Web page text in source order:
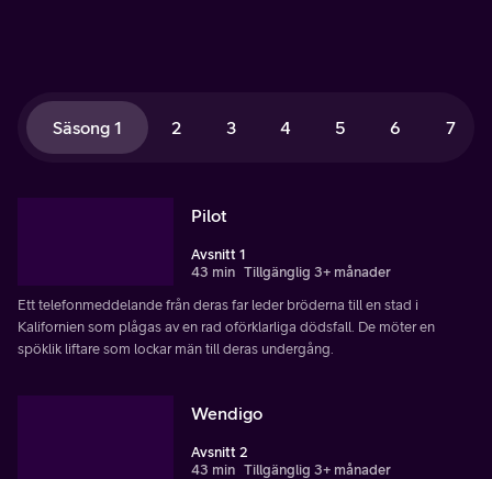
Säsong 1 2 3 4 5 6 7
Pilot
Avsnitt 1
43 min Tillgänglig 3+ månader
Ett telefonmeddelande från deras far leder bröderna till en stad i
Kalifornien som plågas av en rad oförklarliga dödsfall. De möter en
spöklik liftare som lockar män till deras undergång.
Wendigo
Avsnitt 2
43 min Tillgänglig 3+ månader